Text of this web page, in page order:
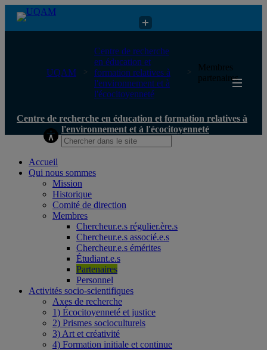
Centre de recherche en éducation et formation relatives à
l'environnement et à l'écocitoyenneté
UQAM
Centre de recherche
en éducation et
formation relatives à
l'environnement et à
l'écocitoyenneté
Membres
partenaires
Centre de recherche en éducation et formation relatives à
l'environnement et à l'écocitoyenneté
Accueil
Qui nous sommes
Mission
Historique
Comité de direction
Membres
Chercheur.e.s régulier.ère.s
Chercheur.e.s associé.e.s
Chercheur.e.s émérites
Étudiant.e.s
Partenaires
Personnel
Activités socio-scientifiques
Axes de recherche
1) Écocitoyenneté et justice
2) Prismes socioculturels
3) Art et créativité
4) Formation initiale et continue